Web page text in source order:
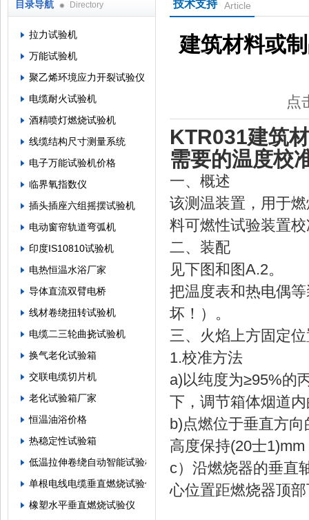
目录导航 Directory
拉力试验机
万能试验机
聚乙烯环境应力开裂试验仪
电缆耐火试验机
酒精喷灯燃烧试验机
线缆结构尺寸测量系统
电子万能试验机价格
临界氧指数仪
插头插座六组摇摆试验机
电动窗帘轨道弯弧机
印度IS10810试验机
电热恒温水浴厂家
导体直流双臂电桥
线材卷绕扭转试验机
电缆二三轮曲挠试验机
换气老化试验箱
交联电缆切片机
老化试验箱厂家
恒温油浴价格
热稳定性试验箱
低温拉伸卷绕自动智能试验机
单根电线电缆垂直燃烧试验仪
橡塑水平垂直燃烧试验仪
技术支持 Article
建筑材料或
点
KTR031建筑
需要的温度校
一、概述
该测温装置，用于
料可燃性试验装置
二、装配
见下图和图A.2。
把温度表和热电偶
坏！）。
三、火焰上方固定
1.校准方法
a)以纯度为≥95%的
下，调节箱体烟道
b)点燃位于垂直方
高度保持(20士
c）沿燃烧器的垂直
心位置距燃烧器顶